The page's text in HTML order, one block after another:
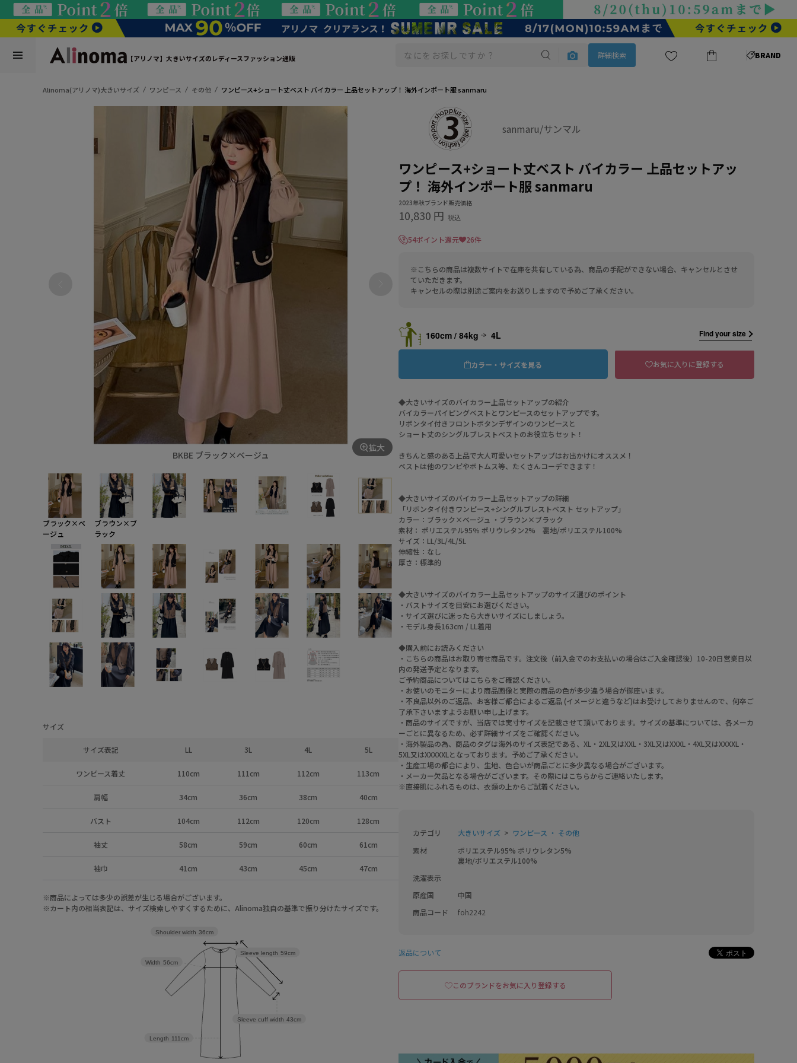
【アリノマ】大きいサイズのレディースファッション通販 詳細検索 BRAND
Alinoma(アリノマ)大きいサイズ ワンピース その他 ワンピース+ショート丈ベスト バイカラー 上品セットアップ！ 海外インポート服 sanmaru
BKBE ブラック×ベージュ BRBK ブラウン×ブラック
拡大
ブラック×ベ
ージュ
ブラウン×ブ
ラック
サイズ
サイズ表記 LL 3L 4L 5L
ワンピース着丈 110cm 111cm 112cm 113cm
肩幅 34cm 36cm 38cm 40cm
バスト 104cm 112cm 120cm 128cm
袖丈 58cm 59cm 60cm 61cm
袖巾 41cm 43cm 45cm 47cm
※商品によっては多少の誤差が生じる場合がございます。
※カート内の相当表記は、サイズ検索しやすくするために、Alinoma独自の基準で振り分けたサイズです。
Sleeve cuff width 43cm
Sleeve length 59cm
Length 111cm
Width 56cm
Shoulder width 36cm
sanmaru/サンマル
ワンピース+ショート丈ベスト バイカラー 上品セットアッ
プ！ 海外インポート服 sanmaru
2023年秋ブランド販売価格
10,830 円 税込
54ポイント還元 26件
※こちらの商品は複数サイトで在庫を共有している為、商品の手配ができない場合、キャンセルとさせ
ていただきます。
キャンセルの際は別途ご案内をお送りしますので予めご了承ください。
160cm / 84kg 4L Find your size
カラー・サイズを見る お気に入りに登録する
◆大きいサイズのバイカラー上品セットアップの紹介
バイカラーパイピングベストとワンピースのセットアップです。
リボンタイ付きフロントボタンデザインのワンピースと
ショート丈のシングルブレストベストのお役立ちセット！
きちんと感のある上品で大人可愛いセットアップはお出かけにオススメ！
ベストは他のワンピやボトムス等、たくさんコーデできます！
◆大きいサイズのバイカラー上品セットアップの詳細
「リボンタイ付きワンピース+シングルブレストベスト セットアップ」
カラー：ブラック×ベージュ ・ブラウン×ブラック
素材： ポリエステル95％ ポリウレタン2% 裏地/ポリエステル100%
サイズ：LL/3L/4L/5L
伸縮性：なし
厚さ：標準的
◆大きいサイズのバイカラー上品セットアップのサイズ選びのポイント
・バストサイズを目安にお選びください。
・サイズ選びに迷ったら大きいサイズにしましょう。
・モデル身長163cm / LL着用
◆購入前にお読みください
・こちらの商品はお取り寄せ商品です。注文後（前入金でのお支払いの場合はご入金確認後）10-20日営業日以
内の発送予定となります。
ご予約商品についてはこちらをご確認ください。
・お使いのモニターにより商品画像と実際の商品の色が多少違う場合が御座います。
・不良品以外のご返品、お客様ご都合によるご返品 (イメージと違うなど)はお受けしておりませんので、何卒ご
了承下さいますようお願い申し上げます。
・商品のサイズですが、当店では実寸サイズを記載させて頂いております。サイズの基準については、各メーカ
ーごとに異なるため、必ず詳細サイズをご確認ください。
・海外製品の為、商品のタグは海外のサイズ表記である、XL・2XL又はXXL・3XL又はXXXL・4XL又はXXXXL・
5XL又はXXXXXLとなっております。予めご了承ください。
・生産工場の都合により、生地、色合いが商品ごとに多少異なる場合がございます。
・メーカー欠品となる場合がございます。その際にはこちらからご連絡いたします。
※直接肌にふれるものは、衣類の上からご試着ください。
カテゴリ 大きいサイズ
ワンピース ・ その他
素材
ポリエステル95% ポリウレタン5%
裏地/ポリエステル100%
洗濯表示
原産国
中国
商品コード
foh2242
返品について
このブランドをお気に入り登録する